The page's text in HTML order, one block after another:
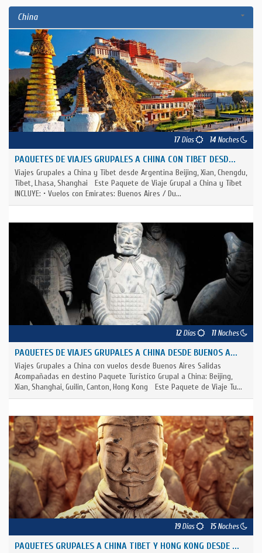
China
17Días 14 Noches
PAQUETES DE VIAJES GRUPALES A CHINA CON TIBET DESD...
Viajes Grupales a China y Tibet desde Argentina Beijing, Xian, Chengdu,
Tibet, Lhasa, Shanghai Este Paquete de Viaje Grupal a China y Tíbet
INCLUYE: • Vuelos con Emirates: Buenos Aires / Du...
12Días 11Noches
PAQUETES DE VIAJES GRUPALES A CHINA DESDE BUENOS A...
Viajes Grupales a China con vuelos desde Buenos Aires Salidas
Acompañadas en destino Paquete Turístico Grupal a China: Beijing,
Xian, Shanghai, Guilin, Canton, Hong Kong Este Paquete de Viaje Tu...
19Días 15Noches
PAQUETES GRUPALES A CHINA TIBET Y HONG KONG DESDE ...